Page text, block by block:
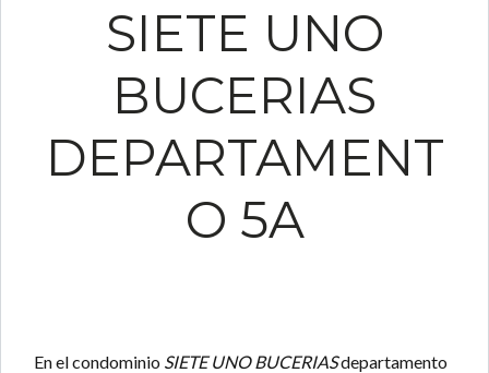
SIETE UNO
BUCERIAS
DEPARTAMENT
O 5A
En el condominio SIETE UNO BUCERIASdepartamento